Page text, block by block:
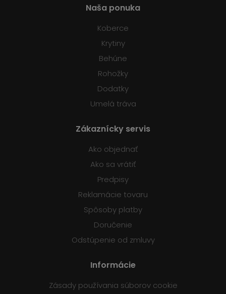
Naša ponuka
Koberce
Krytiny
Behúne
Rohožky
Dodatky
Umelá tráva
Zákaznícky servis
Ako objednať
Ako sa vrátiť
Predpisy
Reklamácie tovaru
Spôsoby platby
Doručenie
Odstúpenie od zmluvy
Informácie
Zásady používania súborov cookie